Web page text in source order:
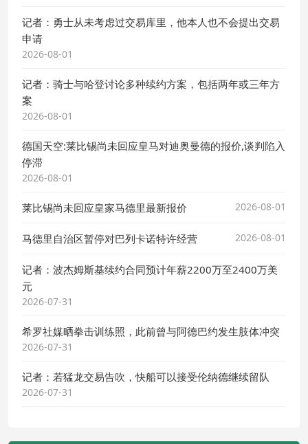
记者：勇士从未考虑过交易库里，他本人也不会提出交易
申请
2026-08-01
记者：骑士与哈登讨论多种续约方案，包括两年或三年方
案
2026-08-01
德国天空:莱比锡尚未回应皇马对迪奥曼德的报价,谈判陷入
停滞
2026-08-01
莱比锡尚未回应皇家马德里最新报价 2026-08-01
马德里自治区暂停对巴列卡诺特许经营 2026-08-01
记者：波杰姆斯基续约合同预计年薪2200万至2400万美
元
2026-07-31
希罗社媒晒拳击训练照，此前曾与阿德巴约发生肢体冲突
2026-07-31
记者：若猛龙交易告吹，快船可以接受伦纳德继续留队
2026-07-31